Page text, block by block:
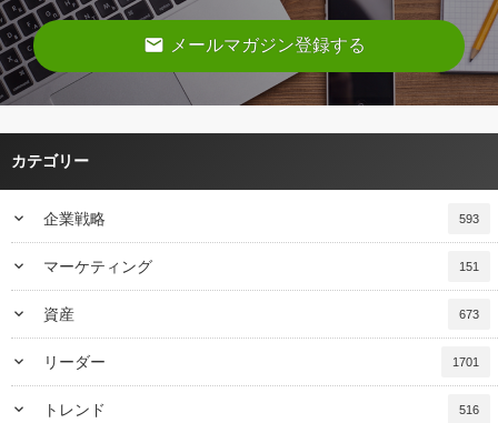
email メールマガジン登録する
カテゴリー
keyboard_arrow_down 企業戦略 593
keyboard_arrow_down マーケティング 151
keyboard_arrow_down 資産 673
keyboard_arrow_down リーダー 1701
keyboard_arrow_down トレンド 516